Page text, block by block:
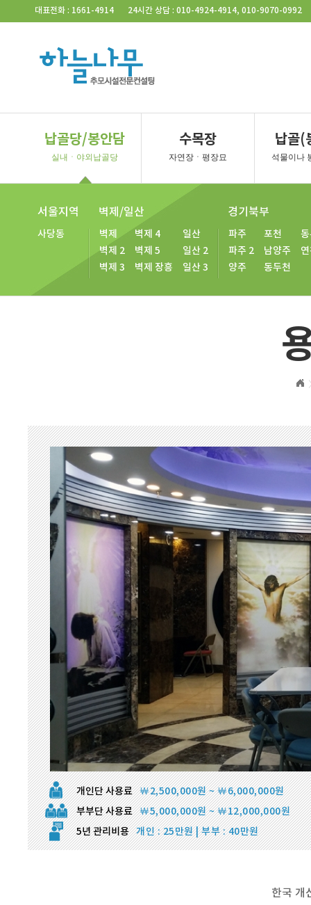
Skip Navigation대표전화 : 1661-4914 24시간 상담 : 010-4924-4914, 010-9070-0992
납골당/봉안담
실내ㆍ야외납골당
수목장
자연장ㆍ평장묘
납골(
석물이나
서울지역
사당동
벽제/일산
벽제
벽제 2
벽제 3
벽제 4
벽제 5
벽제 장흥
일산
일산 2
일산 3
경기북부
파주
파주 2
양주
포천
남양주
동두천
경기북부
경기외지역
경기북부
일산
벽제 장흥
양주
동두천
포천
묘지공사
묘지조성
묘지이장&묘지개장
묘지개장ㆍ화장 묘지이장 묘지이장&개장 하
납골함/유골함
개인단 사용료 ￦2,500,000원 ~ ￦6,000,000원
부부단 사용료 ￦5,000,000원 ~ ￦12,000,000원
5년 관리비용 개인 : 25만원 | 부부 : 40만원
한국 개